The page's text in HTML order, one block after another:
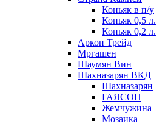
Коньяк в п/у
Коньяк 0,5 л.
Коньяк 0,2 л.
Аркон Трейд
Мргашен
Шаумян Вин
Шахназарян ВКД
Шахназарян
ГАЯСОН
Жемчужина
Мозаика